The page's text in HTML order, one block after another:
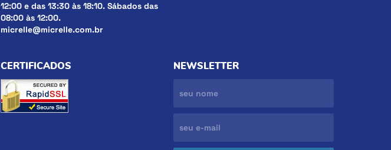
12:00 e das 13:30 às 18:10. Sábados das
08:00 às 12:00.
micrelle@micrelle.com.br
CERTIFICADOS NEWSLETTER